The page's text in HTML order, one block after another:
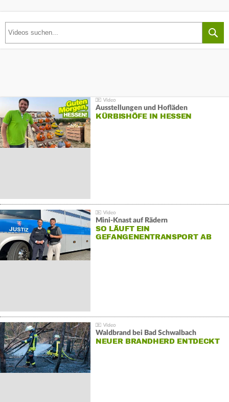
Ausstellungen und Hofläden
KÜRBISHÖFE IN HESSEN
Mini-Knast auf Rädern
SO LÄUFT EIN
GEFANGENENTRANSPORT AB
Waldbrand bei Bad Schwalbach
NEUER BRANDHERD ENTDECKT